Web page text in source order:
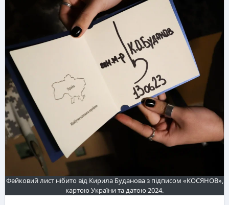
Фейковий лист нібито від Кирила Буданова з підписом «КОСЯНОВ»,
картою України та датою 2024.